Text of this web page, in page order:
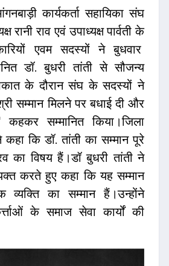
कार्यकर्ता सहायिका संघ
रानी राव एवं उपाध्यक्ष पार्वती के
एवम सदस्यों ने बुधवार
डॉ. बुधरी तांती से सौजन्य
के दौरान संघ के सदस्यों ने
सम्मान मिलने पर बधाई दी और
कहकर सम्मानित किया।जिला
कहा कि डॉ. तांती का सम्मान पूरे
का विषय हैं।डॉ बुधरी तांती ने
करते हुए कहा कि यह सम्मान
का सम्मान हैं।उन्होंने
के समाज सेवा कार्यों की